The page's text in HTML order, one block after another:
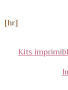
[hr]
Kits